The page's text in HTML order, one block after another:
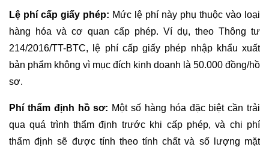
Lệ phí cấp giấy phép: Mức lệ phí này phụ thuộc vào loại
hàng hóa và cơ quan cấp phép. Ví dụ, theo Thông tư
214/2016/TT-BTC, lệ phí cấp giấy phép nhập khẩu xuất
bản phẩm không vì mục đích kinh doanh là 50.000 đồng/hồ
sơ.
Phí thẩm định hồ sơ: Một số hàng hóa đặc biệt cần trải
qua quá trình thẩm định trước khi cấp phép, và chi phí
thẩm định sẽ được tính theo tính chất và số lượng mặt